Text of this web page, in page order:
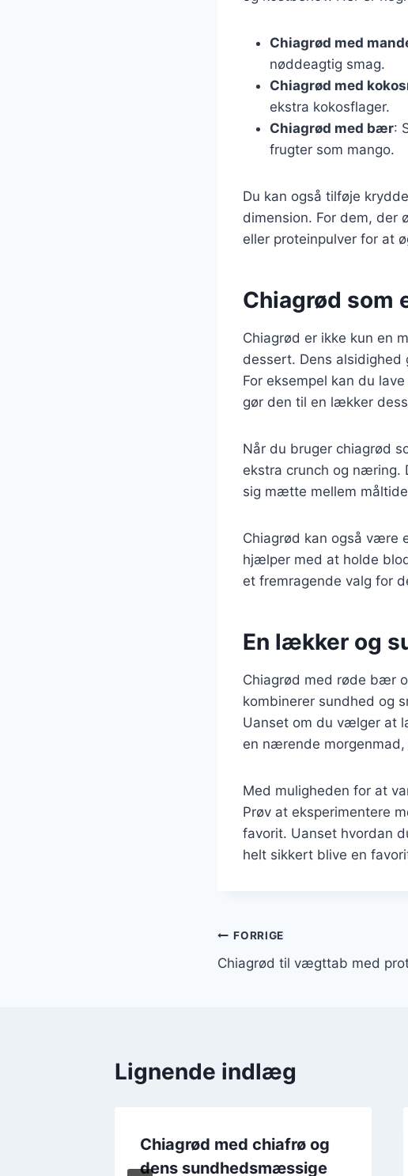
Chiagrød med
nøddeagtig smag.
Chiagrød med
ekstra kokosflager.
Chiagrød med bær:
frugter som mango.
Du kan også tilføje
dimension. For dem, der
eller proteinpulver for at
Chiagrød som
Chiagrød er ikke kun en
dessert. Dens
For eksempel kan du
gør den til en lækker
Når du bruger chiagrød
ekstra crunch og næring.
sig mætte mellem
Chiagrød kan også være
hjælper med at holde
et fremragende valg for
En lækker og
Chiagrød med røde bær
kombinerer sundhed og
Uanset om du vælger at
en nærende
Med muligheden for at
Prøv at eksperimentere
favorit. Uanset hvordan
helt sikkert blive en
Indlægsnavigation
FORRIGE
Chiagrød til vægttab med
Lignende indlæg
Chiagrød med chiafrø og
dens sundhedsmæssige